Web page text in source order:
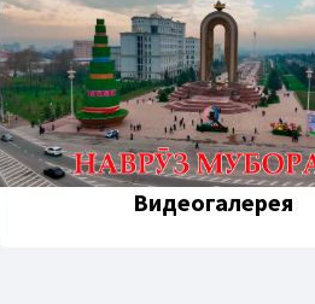
Видеогалерея